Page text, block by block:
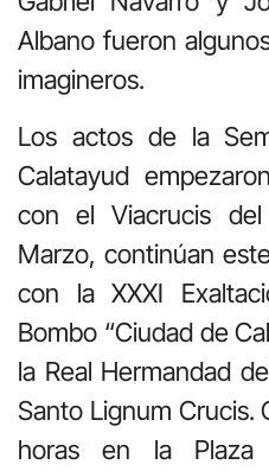
Albano fueron
imagineros.
Los actos de la
Calatayud
con el Viacrucis
Marzo, continúan
con la XXXI
Bombo “Ciudad de
la Real Hermandad
Santo Lignum Crucis.
horas en la